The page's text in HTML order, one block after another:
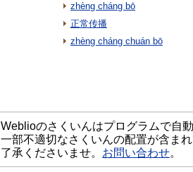
zhèng cháng bō
正常传播
zhèng cháng chuán bō
Weblioのさくいんはプログラムで自
一部不適切なさくいんの配置が含ま
了承くださいませ。 お問い合わせ。